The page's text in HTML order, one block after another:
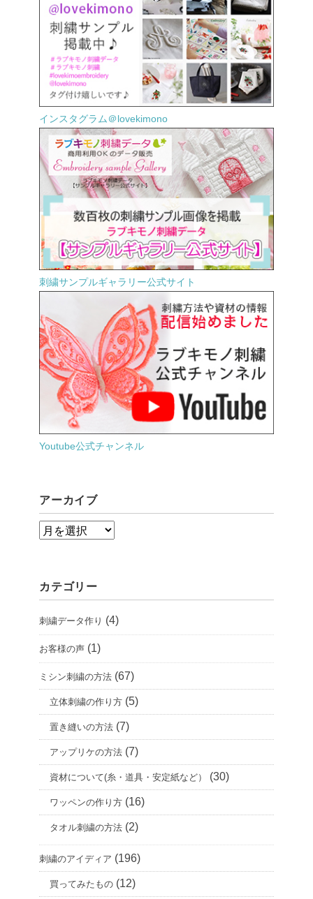
インスタグラム＠lovekimono
刺繍サンプルギャラリー公式サイト
Youtube公式チャンネル
アーカイブ
ア
イ
ブ
カテゴリー
刺繍データ作り (4)
お客様の声 (1)
ミシン刺繍の方法 (67)
立体刺繍の作り方 (5)
置き縫いの方法 (7)
アップリケの方法 (7)
資材について(糸・道具・安定紙など） (30)
ワッペンの作り方 (16)
タオル刺繍の方法 (2)
刺繍のアイディア (196)
買ってみたもの (12)